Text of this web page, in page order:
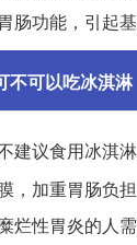
肠功能，引起基
不可以吃冰淇淋
建议食用冰淇
，加重胃肠负
烂性胃炎的人